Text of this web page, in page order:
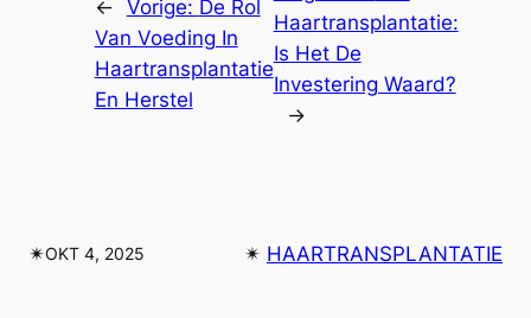
← Vorige: De Rol
Van Voeding In
Haartransplantatie
En Herstel
Haartransplantatie:
Is Het De
Investering Waard?
→
✴︎OKT 4, 2025 ✴︎ HAARTRANSPLANTATIE